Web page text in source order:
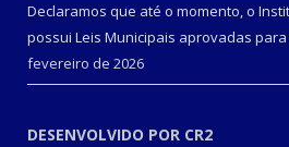
Declaramos que até o momento, o
possui Leis Municipais aprovadas para
fevereiro de 2026
DESENVOLVIDO POR CR2